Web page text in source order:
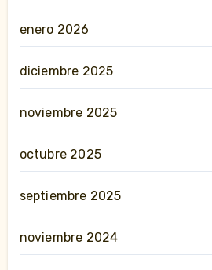
enero 2026
diciembre 2025
noviembre 2025
octubre 2025
septiembre 2025
noviembre 2024